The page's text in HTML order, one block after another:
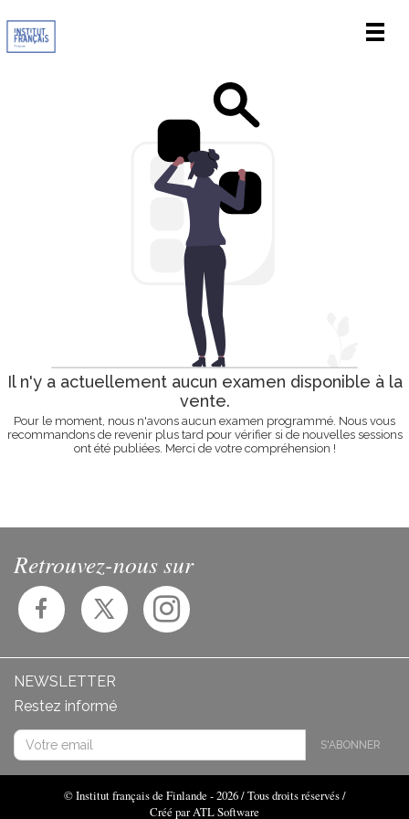
Il n'y a actuellement aucun examen disponible à la
vente.
Pour le moment, nous n'avons aucun examen programmé. Nous vous
recommandons de revenir plus tard pour vérifier si de nouvelles sessions
ont été publiées. Merci de votre compréhension !
Retrouvez-nous sur
NEWSLETTER
Restez informé
S'ABONNER
© Institut français de Finlande - 2026 / Tous droits réservés /
Créé par ATL Software